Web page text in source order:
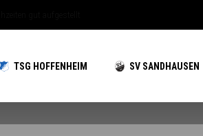
gut aufgestellt
TSG HOFFENHEIM SV SANDHAUSEN